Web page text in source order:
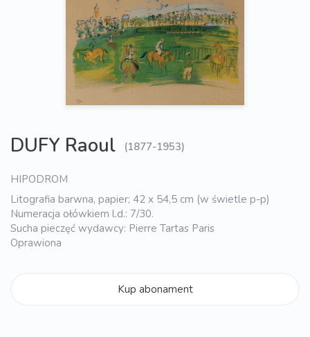
DUFY Raoul (1877-1953)
HIPODROM
Litografia barwna, papier; 42 x 54,5 cm (w świetle p-p)
Numeracja ołówkiem l.d.: 7/30.
Sucha pieczęć wydawcy: Pierre Tartas Paris
Oprawiona
Kup abonament